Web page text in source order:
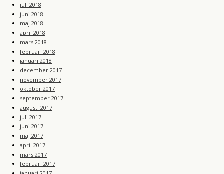
juli 2018
juni 2018
maj 2018
april 2018
mars 2018
februari 2018
januari 2018
december 2017
november 2017
oktober 2017
september 2017
augusti 2017
juli 2017
juni 2017
maj 2017
april 2017
mars 2017
februari 2017